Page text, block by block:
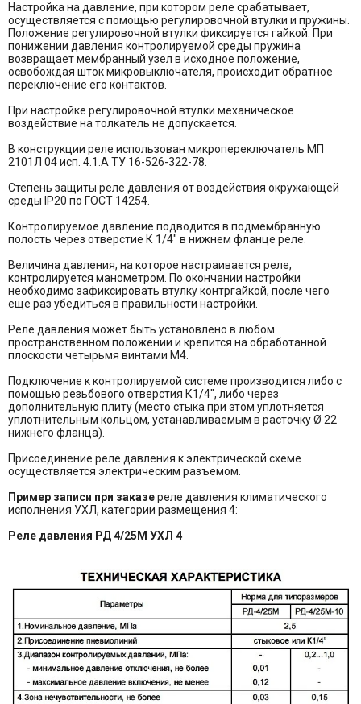
Настройка на давление, при котором реле срабатывает,
осуществляется с помощью регулировочной втулки и пружины.
Положение регулировочной втулки фиксируется гайкой. При
понижении давления контролируемой среды пружина
возвращает мембранный узел в исходное положение,
освобождая шток микровыключателя, происходит обратное
переключение его контактов.
При настройке регулировочной втулки механическое
воздействие на толкатель не допускается.
В конструкции реле использован микропереключатель МП
2101Л 04 исп. 4.1.А ТУ 16-526-322-78.
Степень защиты реле давления от воздействия окружающей
среды IP20 по ГОСТ 14254.
Контролируемое давление подводится в подмембранную
полость через отверстие К 1/4" в нижнем фланце реле.
Величина давления, на которое настраивается реле,
контролируется манометром. По окончании настройки
необходимо зафиксировать втулку контргайкой, после чего
еще раз убедиться в правильности настройки.
Реле давления может быть установлено в любом
пространственном положении и крепится на обработанной
плоскости четырьмя винтами М4.
Подключение к контролируемой системе производится либо с
помощью резьбового отверстия К1/4", либо через
дополнительную плиту (место стыка при этом уплотняется
уплотнительным кольцом, устанавливаемым в расточку Ø 22
нижнего фланца).
Присоединение реле давления к электрической схеме
осуществляется электрическим разъемом.
Пример записи при заказереле давления климатического
исполнения УХЛ, категории размещения 4:
Реле давления РД 4/25М УХЛ 4